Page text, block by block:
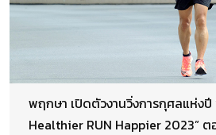
พฤกษา เปิดตัวงานวิ่งการกุศลแห่งปี
Healthier RUN Happier 2023” ต